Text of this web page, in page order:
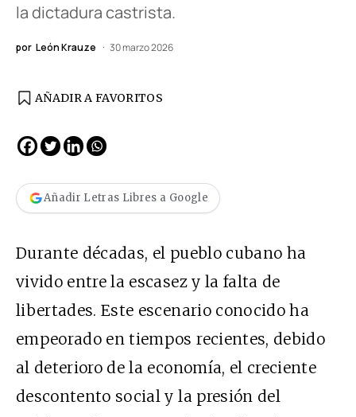
la dictadura castrista.
por León Krauze 30 marzo 2026
AÑADIR A FAVORITOS
Añadir Letras Libres a Google
Durante décadas, el pueblo cubano ha
vivido entre la escasez y la falta de
libertades. Este escenario conocido ha
empeorado en tiempos recientes, debido
al deterioro de la economía, el creciente
descontento social y la presión del